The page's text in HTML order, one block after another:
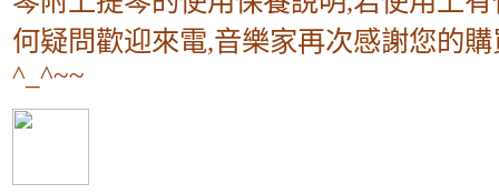
何疑問歡迎來電,音樂家再次感謝您的購
^_^~~